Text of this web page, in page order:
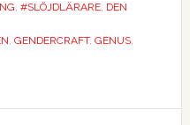
, #SLÖJDLÄRARE, DEN
, GENDERCRAFT, GENUS,